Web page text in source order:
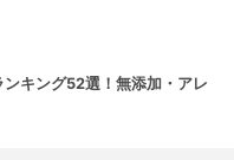
ンキング52選！無添加・アレ